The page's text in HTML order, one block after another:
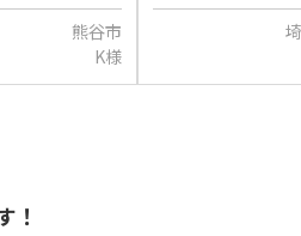
熊谷市
K様
！